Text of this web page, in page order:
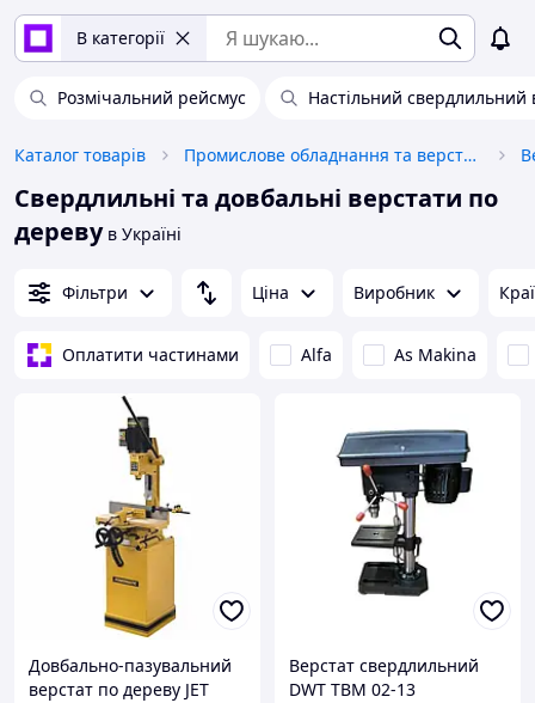
В категорії
Розмічальний рейсмус Настільний свердлильний
Каталог товарів Промислове обладнання та верстати
Свердлильні та довбальні верстати по
дереву в Україні
Фільтри Ціна Виробник
Оплатити частинами Alfa As Makina
Довбально-пазувальний
верстат по дереву JET
Верстат свердлильний
DWT TBM 02-13